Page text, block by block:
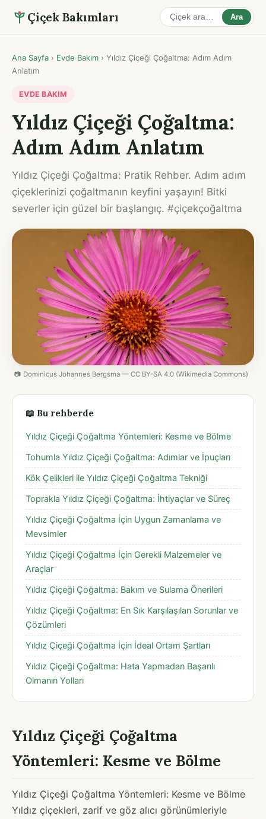
Çiçek Bakımları Ara
Ana Sayfa › Evde Bakım › Yıldız Çiçeği Çoğaltma: Adım Adım
Anlatım
EVDE BAKIM
Yıldız Çiçeği Çoğaltma:
Adım Adım Anlatım
Yıldız Çiçeği Çoğaltma: Pratik Rehber. Adım adım
çiçeklerinizi çoğaltmanın keyfini yaşayın! Bitki
severler için güzel bir başlangıç. #çiçekçoğaltma
📷 Dominicus Johannes Bergsma — CC BY-SA 4.0 (Wikimedia Commons)
📖 Bu rehberde
Yıldız Çiçeği Çoğaltma Yöntemleri: Kesme ve Bölme
Tohumla Yıldız Çiçeği Çoğaltma: Adımlar ve İpuçları
Kök Çelikleri ile Yıldız Çiçeği Çoğaltma Tekniği
Toprakla Yıldız Çiçeği Çoğaltma: İhtiyaçlar ve Süreç
Yıldız Çiçeği Çoğaltma İçin Uygun Zamanlama ve
Mevsimler
Yıldız Çiçeği Çoğaltma İçin Gerekli Malzemeler ve
Araçlar
Yıldız Çiçeği Çoğaltma: Bakım ve Sulama Önerileri
Yıldız Çiçeği Çoğaltma: En Sık Karşılaşılan Sorunlar ve
Çözümleri
Yıldız Çiçeği Çoğaltma İçin İdeal Ortam Şartları
Yıldız Çiçeği Çoğaltma: Hata Yapmadan Başarılı
Olmanın Yolları
Yıldız Çiçeği Çoğaltma
Yöntemleri: Kesme ve Bölme
Yıldız Çiçeği Çoğaltma Yöntemleri: Kesme ve Bölme
Yıldız çiçekleri, zarif ve göz alıcı görünümleriyle